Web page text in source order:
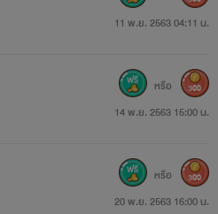
11 พ.ย. 2563 04:11 น.
14 พ.ย. 2563 15:00 น.
หรือ 300
20 พ.ย. 2563 16:00 น.
หรือ 300